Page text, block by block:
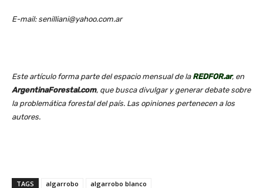
E-mail: senilliani@yahoo.com.ar
Este artículo forma parte del espacio mensual de la REDFOR.ar, en
ArgentinaForestal.com, que busca divulgar y generar debate sobre
la problemática forestal del país. Las opiniones pertenecen a los
autores.
TAGS algarrobo
algarrobo blanco